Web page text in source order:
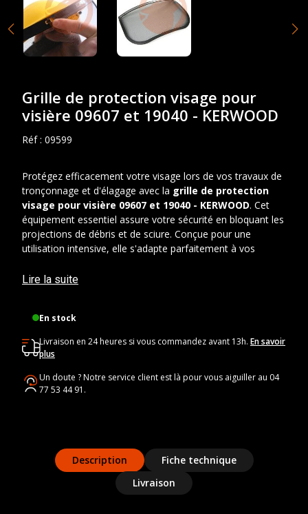
Grille de protection visage pour
visière 09607 et 19040 - KERWOOD
Réf : 09599
Protégez efficacement votre visage lors de vos travaux de
tronçonnage et d'élagage avec la grille de protection
visage pour visière 09607 et 19040 - KERWOOD. Cet
équipement essentiel assure votre sécurité en bloquant les
projections de débris et de sciure. Conçue pour une
utilisation intensive, elle s'adapte parfaitement à vos
prix juste, vous garantissant un investissement judicieux
Largeur :
Épaisseur :28 mm
Lire la suite
En stock
Livraison en 24 heures si vous commandez avant 13h. En savoir
plus
Un doute ? Notre service client est là pour vous aiguiller au 04
77 53 44 91.
Description
Fiche technique
Livraison